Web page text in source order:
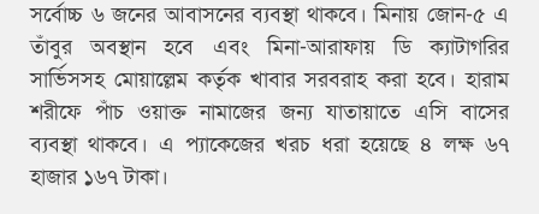
সর্বোচ্চ ৬ জনের আবাসনের ব্যবস্থা থাকবে। মিনায় জোন-৫ এ
তাঁবুর অবস্থান হবে এবং মিনা-আরাফায় ডি ক্যাটাগরির
সার্ভিসসহ মোয়াল্লেম কর্তৃক খাবার সরবরাহ করা হবে। হারাম
শরীফে পাঁচ ওয়াক্ত নামাজের জন্য যাতায়াতে এসি বাসের
ব্যবস্থা থাকবে। এ প্যাকেজের খরচ ধরা হয়েছে ৪ লক্ষ ৬৭
হাজার ১৬৭ টাকা।